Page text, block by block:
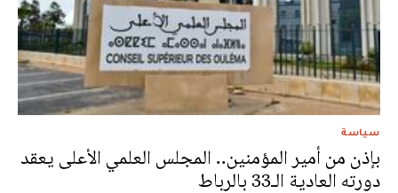
سياسة
بإذن من أمير المؤمنين.. المجلس العلمي الأعلى يعقد
دورته العادية الـ33 بالرباط